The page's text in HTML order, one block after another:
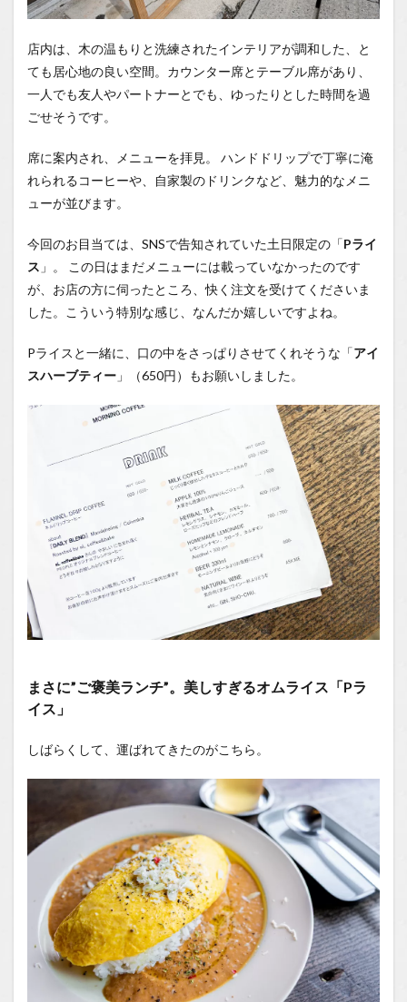
1.2.1
ゃの食
べ歩き
You
Tubeチ
ャンネ
ル
店内は、木の温もりと洗練されたインテリアが調和した、と
ても居心地の良い空間。カウンター席とテーブル席があり、
一人でも友人やパートナーとでも、ゆったりとした時間を過
ごせそうです。
席に案内され、メニューを拝見。 ハンドドリップで丁寧に淹
れられるコーヒーや、自家製のドリンクなど、魅力的なメニ
ューが並びます。
今回のお目当ては、SNSで告知されていた土日限定の「Pライ
ス 」。 この日はまだメニューには載っていなかったのです
が、お店の方に伺ったところ、快く注文を受けてくださいま
した。こういう特別な感じ、なんだか嬉しいですよね。
Pライスと一緒に、口の中をさっぱりさせてくれそうな「アイ
スハーブティー 」（650円）もお願いしました。
まさに”ご褒美ランチ”。美しすぎるオムライス「Pラ
イス」
しばらくして、運ばれてきたのがこちら。